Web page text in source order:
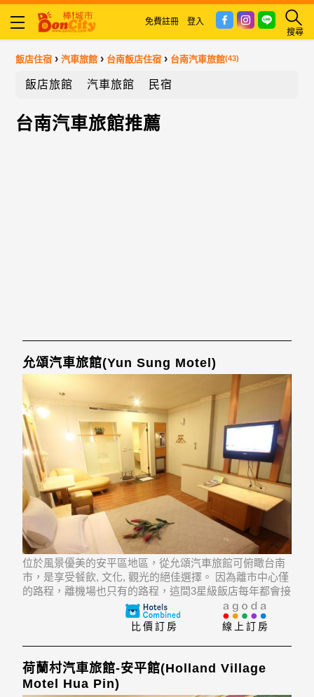
搜尋
免費註冊 登入
飯店住宿 ›汽車旅館 › 台南飯店住宿 › 台南汽車旅館(43)
飯店旅館 汽車旅館 民宿
台南汽車旅館推薦
允頌汽車旅館(Yun Sung Motel)
位於風景優美的安平區地區，從允頌汽車旅館可俯瞰台南
市，是享受餐飲, 文化, 觀光的絕佳選擇。 因為離市中心僅
的路程，離機場也只有的路程，這間3星級飯店每年都會接
待大量的旅客。 飯店位置優越讓遊人前往市區內的熱門景
線上訂房
比價訂房
荷蘭村汽車旅館-安平館(Holland Village
Motel Hua Pin)